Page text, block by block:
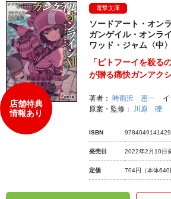
店舗特典
情報あり
電撃文庫
ソードアート・オン
ガンゲイル・オンラ
ワッド・ジャム〈中
「ピトフーイを殺る
が贈る痛快ガンアク
著者： 時雨沢 恵一
原案・監修：
川原 礫
ISBN 9784049141429
発売日 2022年2月10日
定価 704円 （本体640